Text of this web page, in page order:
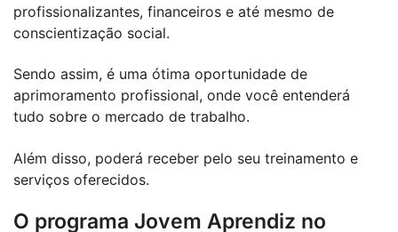
profissionalizantes, financeiros e até mesmo de
conscientização social.
Sendo assim, é uma ótima oportunidade de
aprimoramento profissional, onde você entenderá
tudo sobre o mercado de trabalho.
Além disso, poderá receber pelo seu treinamento e
serviços oferecidos.
O programa Jovem Aprendiz no